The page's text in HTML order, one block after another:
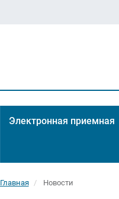
Электронная приемная
Главная Новости